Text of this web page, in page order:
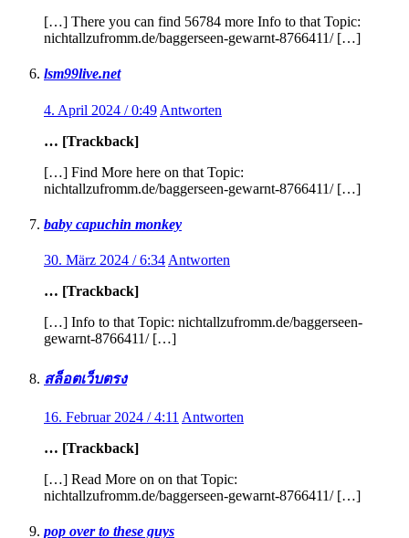
[…] There you can find 56784 more Info to that Topic:
nichtallzufromm.de/baggerseen-gewarnt-8766411/ […]
lsm99live.net
4. April 2024 / 0:49 Antworten
… [Trackback]
[…] Find More here on that Topic:
nichtallzufromm.de/baggerseen-gewarnt-8766411/ […]
baby capuchin monkey
30. März 2024 / 6:34 Antworten
… [Trackback]
[…] Info to that Topic: nichtallzufromm.de/baggerseen-
gewarnt-8766411/ […]
สล็อตเว็บตรง
16. Februar 2024 / 4:11 Antworten
… [Trackback]
[…] Read More on on that Topic:
nichtallzufromm.de/baggerseen-gewarnt-8766411/ […]
pop over to these guys